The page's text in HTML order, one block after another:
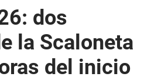
dos
la Scaloneta
del inicio